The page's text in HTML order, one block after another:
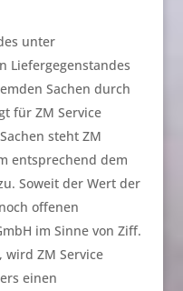
unter
Liefergegenstandes
Sachen durch
für ZM Service
steht ZM
entsprechend dem
Soweit der Wert der
offenen
im Sinne von Ziff.
wird ZM Service
einen